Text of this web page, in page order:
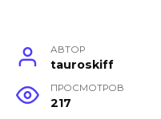
АВТОР
tauroskiff
ПРОСМОТРОВ
217